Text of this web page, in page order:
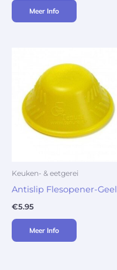
Meer Info
Keuken- & eetgerei
Antislip Flesopener-Geel
€5.95
Meer Info